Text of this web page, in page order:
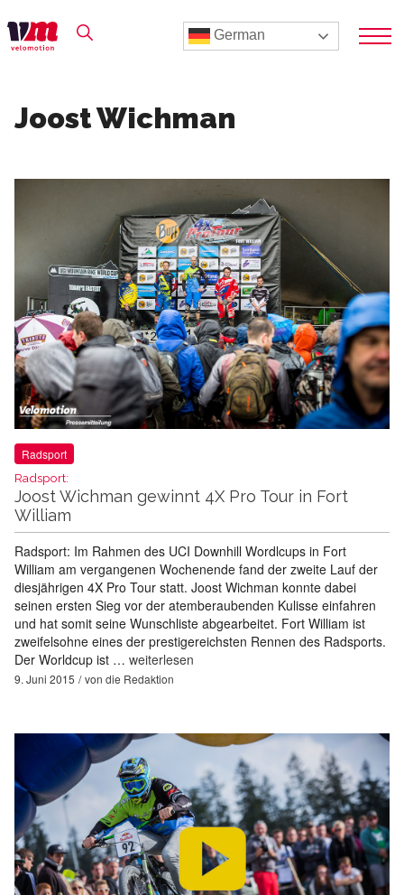
German
Joost Wichman
Radsport
Radsport:
Joost Wichman gewinnt 4X Pro Tour in Fort
William
Radsport: Im Rahmen des UCI Downhill Wordlcups in Fort
William am vergangenen Wochenende fand der zweite Lauf der
diesjährigen 4X Pro Tour statt. Joost Wichman konnte dabei
seinen ersten Sieg vor der atemberaubenden Kulisse einfahren
und hat somit seine Wunschliste abgearbeitet. Fort William ist
zweifelsohne eines der prestigereichsten Rennen des Radsports.
Der Worldcup ist … weiterlesen
9. Juni 2015 von die Redaktion